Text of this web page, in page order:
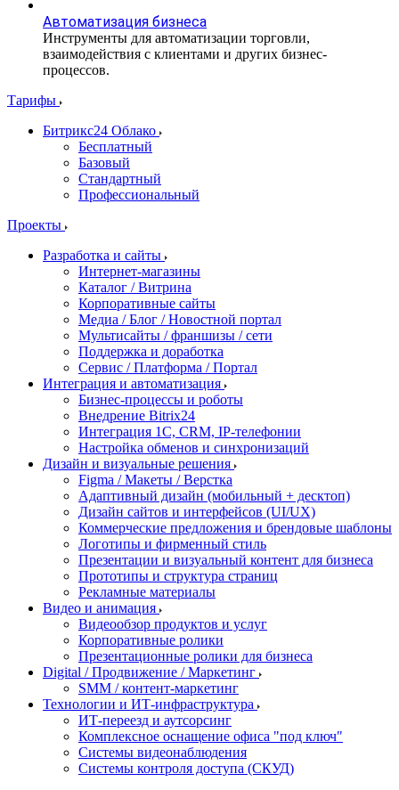
Автоматизация бизнеса
Инструменты для автоматизации торговли,
взаимодействия с клиентами и других бизнес-
процессов.
Тарифы
Битрикс24 Облако
Бесплатный
Базовый
Стандартный
Профессиональный
Проекты
Разработка и сайты
Интернет-магазины
Каталог / Витрина
Корпоративные сайты
Медиа / Блог / Новостной портал
Мультисайты / франшизы / сети
Поддержка и доработка
Сервис / Платформа / Портал
Интеграция и автоматизация
Бизнес-процессы и роботы
Внедрение Bitrix24
Интеграция 1С, CRM, IP-телефонии
Настройка обменов и синхронизаций
Дизайн и визуальные решения
Figma / Макеты / Верстка
Адаптивный дизайн (мобильный + десктоп)
Дизайн сайтов и интерфейсов (UI/UX)
Коммерческие предложения и брендовые шаблоны
Логотипы и фирменный стиль
Презентации и визуальный контент для бизнеса
Прототипы и структура страниц
Рекламные материалы
Видео и анимация
Видеообзор продуктов и услуг
Корпоративные ролики
Презентационные ролики для бизнеса
Digital / Продвижение / Маркетинг
SMM / контент-маркетинг
Технологии и ИТ-инфраструктура
ИТ-переезд и аутсорсинг
Комплексное оснащение офиса "под ключ"
Системы видеонаблюдения
Системы контроля доступа (СКУД)